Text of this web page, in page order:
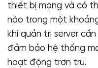
thiết bị mạng và có
nào trong một
khi quản trị server
đảm bảo hệ thống
hoạt động trơn tru.